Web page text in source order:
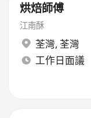
烘焙師傅
江南酥
荃灣, 荃灣
工作日面議